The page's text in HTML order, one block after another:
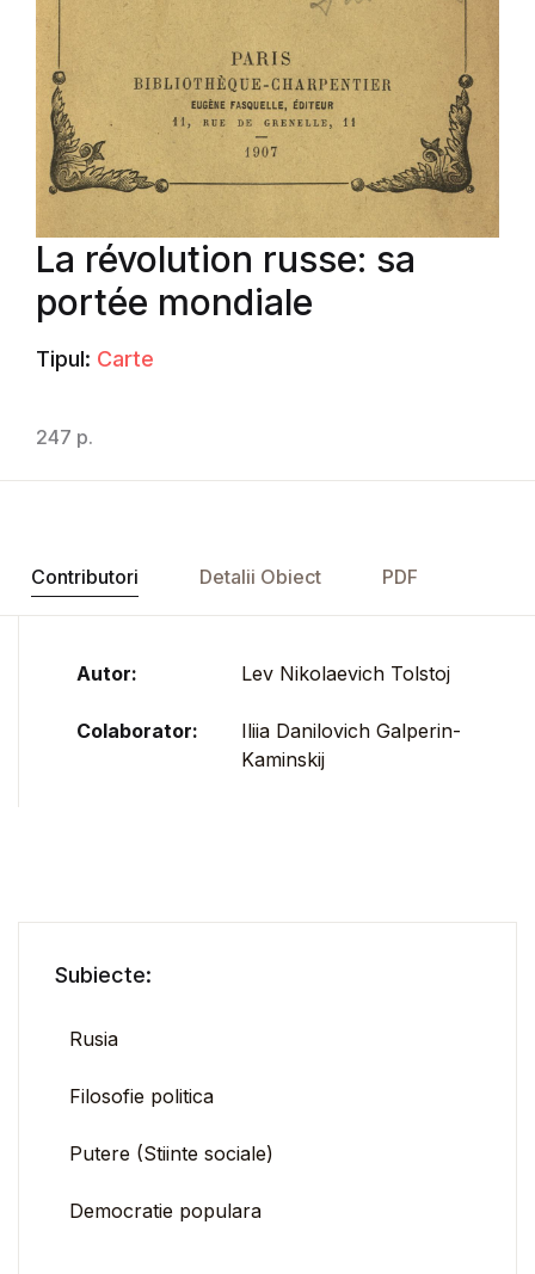
La révolution russe: sa
portée mondiale
Tipul: Carte
247 p.
Contributori Detalii Obiect PDF
Autor: Lev Nikolaevich Tolstoj
Colaborator:
Iliia Danilovich Galperin-
Kaminskij
Subiecte:
Rusia
Filosofie politica
Putere (Stiinte sociale)
Democratie populara